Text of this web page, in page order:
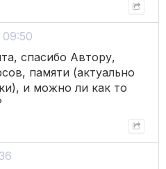
спасибо Автору,
памяти (актуально
и можно ли как то